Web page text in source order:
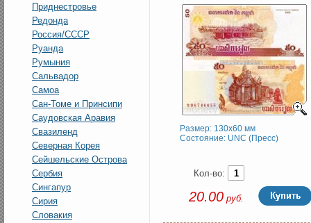
Приднестровье
Редонда
Россия/СССР
Руанда
Румыния
Сальвадор
Самоа
Сан-Томе и Принсипи
Саудовская Аравия
Свазиленд
Северная Корея
Сейшельские Острова
Сербия
Сингапур
Сирия
Словакия
Размер: 130x60 мм
Состояние: UNC (Пресс)
Кол-во:
20.00руб.